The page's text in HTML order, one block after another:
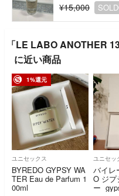
¥15,000
「LE LABO ANOTHER
に近い商品
1%還元
ユニセックス
BYREDO GYPSY WA
TER Eau de Parfum 1
00ml
ユニセッ
バイレ
O ジプ
ー